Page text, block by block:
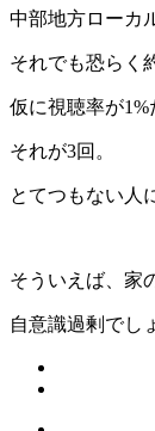
中部地方ローカ
それでも恐らく
仮に視聴率が1%
それが3回。
とてつもない人
そういえば、家
自意識過剰でし